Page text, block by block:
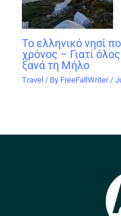
Το ελληνικό νησί
χρόνος – Γιατί
ξανά τη Μήλο
Travel / By FreeFallWriter/